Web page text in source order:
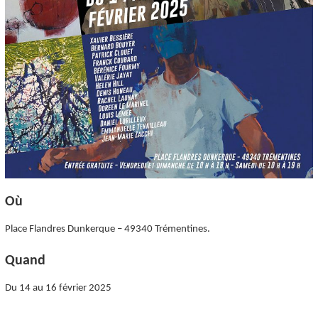
Où
Place Flandres Dunkerque – 49340 Trémentines.
Quand
Du 14 au 16 février 2025